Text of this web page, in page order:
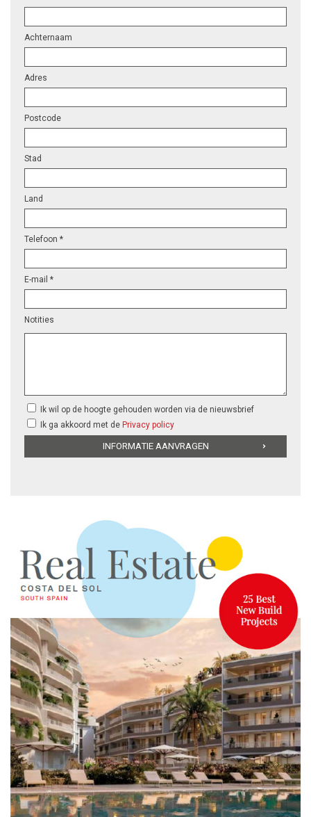
Achternaam
Adres
Postcode
Stad
Land
Telefoon *
E-mail *
Notities
Ik wil op de hoogte gehouden worden via de nieuwsbrief
Ik ga akkoord met de Privacy policy